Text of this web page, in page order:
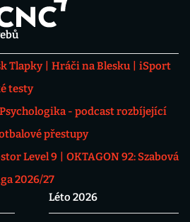
Tlapky Hráči na Blesku
iSport
testy
Psychologika - podcast rozbíjející
přestupy
Level 9
OKTAGON 92: Szabová
2026/27
Léto 2026